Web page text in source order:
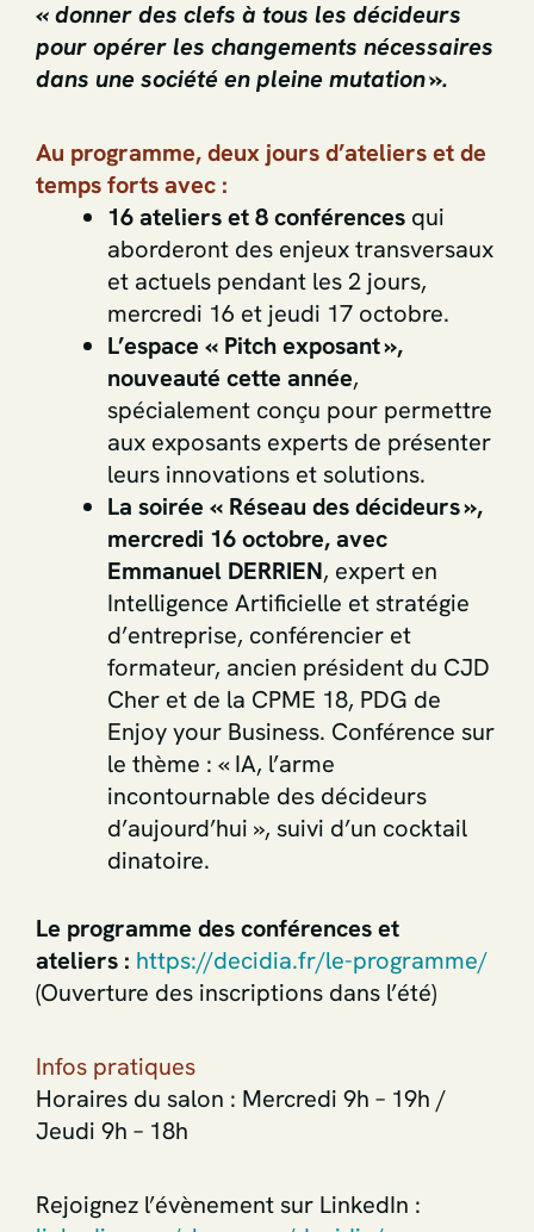
« donner des clefs à tous les décideurs
pour opérer les changements nécessaires
dans une société en pleine mutation ».
Au programme, deux jours d’ateliers et de
temps forts avec :
16 ateliers et 8 conférences qui
aborderont des enjeux transversaux
et actuels pendant les 2 jours,
mercredi 16 et jeudi 17 octobre.
L’espace « Pitch exposant »,
nouveauté cette année,
spécialement conçu pour permettre
aux exposants experts de présenter
leurs innovations et solutions.
La soirée « Réseau des décideurs »,
mercredi 16 octobre,avec
Emmanuel DERRIEN, expert en
Intelligence Artificielle et stratégie
d’entreprise, conférencier et
formateur, ancien président du CJD
Cher et de la CPME 18, PDG de
Enjoy your Business. Conférence sur
le thème : « IA, l’arme
incontournable des décideurs
d’aujourd’hui », suivi d’un cocktail
dinatoire.
Le programme des conférences et
ateliers : https://decidia.fr/le-programme/
(Ouverture des inscriptions dans l’été)
Infos pratiques
Horaires du salon : Mercredi 9h – 19h /
Jeudi 9h – 18h
Rejoignez l’évènement sur LinkedIn :